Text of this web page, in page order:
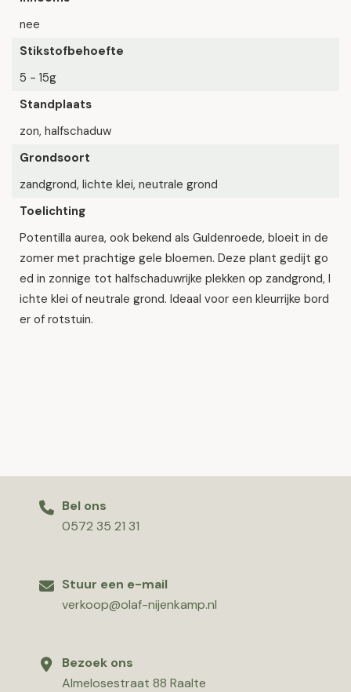
nee
Stikstofbehoefte
5 - 15g
Standplaats
zon, halfschaduw
Grondsoort
zandgrond, lichte klei, neutrale grond
Toelichting
Potentilla aurea, ook bekend als Guldenroede, bloeit in de
zomer met prachtige gele bloemen. Deze plant gedijt go
ed in zonnige tot halfschaduwrijke plekken op zandgrond, l
ichte klei of neutrale grond. Ideaal voor een kleurrijke bord
er of rotstuin.
Bel ons
0572 35 21 31
Stuur een e-mail
verkoop@olaf-nijenkamp.nl
Bezoek ons
Almelosestraat 88 Raalte